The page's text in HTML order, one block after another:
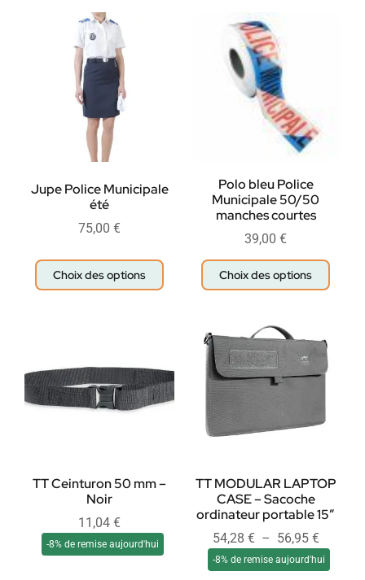
Jupe Police Municipale
été
75,00 €
Choix des options
Polo bleu Police
Municipale 50/50
manches courtes
39,00 €
Choix des options
TT Ceinturon 50 mm –
Noir
11,04 €
-8% de remise aujourd'hui
TT MODULAR LAPTOP
CASE – Sacoche
ordinateur portable 15″
54,28 € – 56,95 €
-8% de remise aujourd'hui